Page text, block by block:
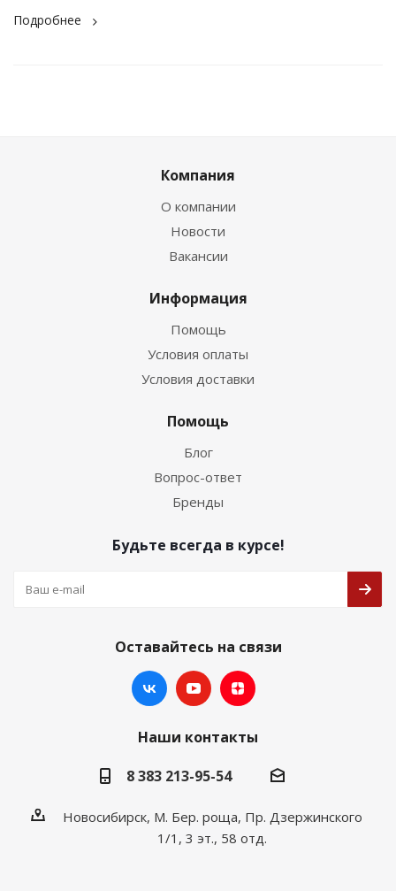
Подробнее
Компания
О компании
Новости
Вакансии
Информация
Помощь
Условия оплаты
Условия доставки
Помощь
Блог
Вопрос-ответ
Бренды
Будьте всегда в курсе!
Оставайтесь на связи
Наши контакты
8 383 213-95-54
Новосибирск, М. Бер. роща, Пр. Дзержинского
1/1, 3 эт., 58 отд.